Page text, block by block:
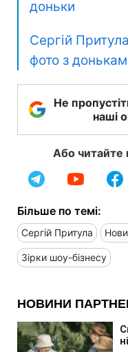
доньки
Сергій
фото з
Не
наші
Або читайте
Більше по темі:
Сергій Притула
Зірки шоу-бізнесу